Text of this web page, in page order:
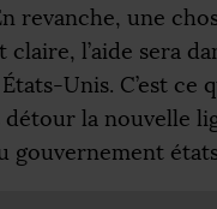
revanche, une
l’aide sera
Unis. C’est ce
détour la nouvelle
gouvernement